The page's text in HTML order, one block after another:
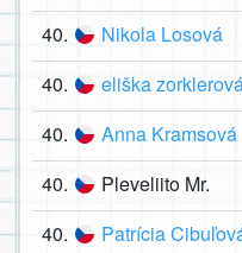
40. Nikola Losová
40. eliška
40. Anna Kramsová
40. Pleveliito Mr.
40. Patrícia